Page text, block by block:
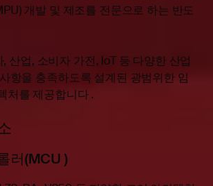
개발 및 제조를 전문으로 하는 반도
산업, 소비자 가전, IoT 등 다양한 산업
항을 충족하도록 설계된 광범위한 임
처를 제공합니다.
러(MCU )